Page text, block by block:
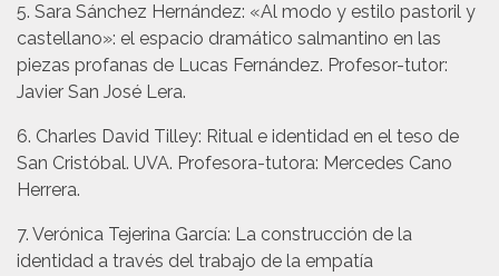
5. Sara Sánchez Hernández: «Al modo y estilo pastoril y
castellano»: el espacio dramático salmantino en las
piezas profanas de Lucas Fernández. Profesor-tutor:
Javier San José Lera.
6. Charles David Tilley: Ritual e identidad en el teso de
San Cristóbal. UVA. Profesora-tutora: Mercedes Cano
Herrera.
7. Verónica Tejerina García: La construcción de la
identidad a través del trabajo de la empatía